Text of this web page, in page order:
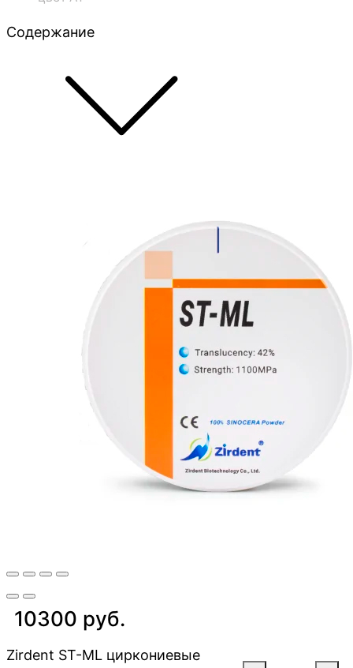
Содержание
10300 руб.
Zirdent ST-ML циркониевые